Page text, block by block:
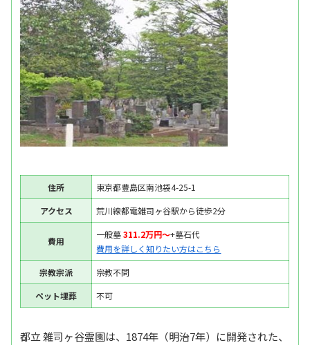
住所
東京都豊島区南池袋4-25-1
アクセス
荒川線都電雑司ヶ谷駅から徒歩2分
費用
一般墓311.2万円〜+墓石代
費用を詳しく知りたい方はこちら
宗教宗派
宗教不問
ペット埋葬
不可
都立 雑司ヶ谷霊園は、1874年（明治7年）に開発された、